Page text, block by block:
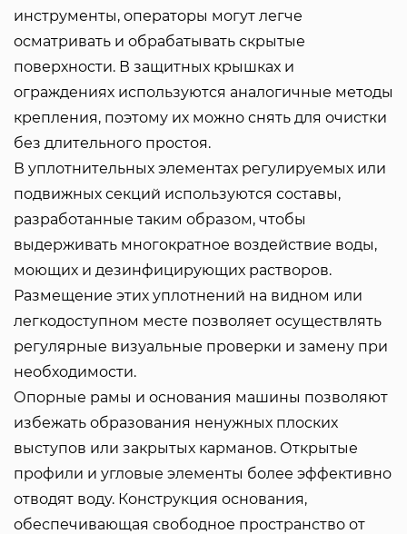
инструменты, операторы могут легче
осматривать и обрабатывать скрытые
поверхности. В защитных крышках и
ограждениях используются аналогичные методы
крепления, поэтому их можно снять для очистки
без длительного простоя.
В уплотнительных элементах регулируемых или
подвижных секций используются составы,
разработанные таким образом, чтобы
выдерживать многократное воздействие воды,
моющих и дезинфицирующих растворов.
Размещение этих уплотнений на видном или
легкодоступном месте позволяет осуществлять
регулярные визуальные проверки и замену при
необходимости.
Опорные рамы и основания машины позволяют
избежать образования ненужных плоских
выступов или закрытых карманов. Открытые
профили и угловые элементы более эффективно
отводят воду. Конструкция основания,
обеспечивающая свободное пространство от